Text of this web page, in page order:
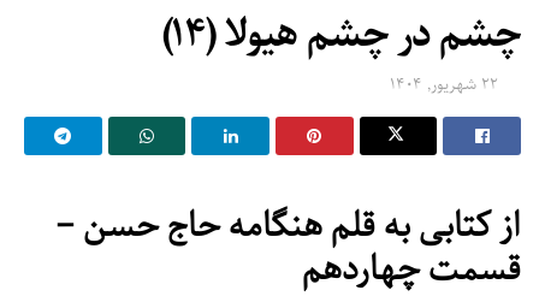
چشم در چشم هيولا (۱۴)
۲۲ شهریور, ۱۴۰۴
از كتابی به قلم هنگامه حاج حسن–
قسمت چهاردهم